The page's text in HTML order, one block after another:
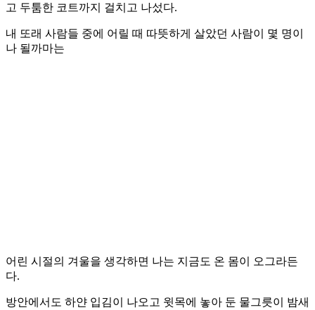
고 두툼한 코트까지 걸치고 나섰다.
내 또래 사람들 중에 어릴 때 따뜻하게 살았던 사람이 몇 명이
나 될까마는
어린 시절의 겨울을 생각하면 나는 지금도 온 몸이 오그라든
다.
방안에서도 하얀 입김이 나오고 윗목에 놓아 둔 물그릇이 밤새